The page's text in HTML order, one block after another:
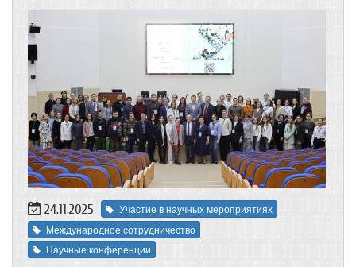
24.11.2025
Участие в научных мероприятиях
Международное сотрудничество
Научные конференции